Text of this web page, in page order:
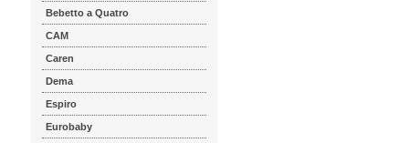
Bebetto a Quatro
CAM
Caren
Dema
Espiro
Eurobaby